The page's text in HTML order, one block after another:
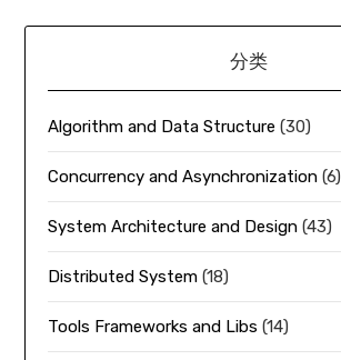
分类
Algorithm and Data Structure (30)
Concurrency and Asynchronization (6)
System Architecture and Design (43)
Distributed System (18)
Tools Frameworks and Libs (14)